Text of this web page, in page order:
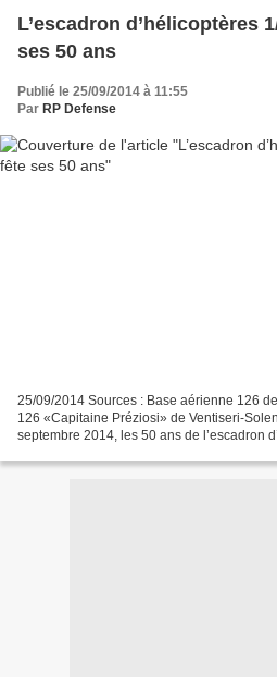
L’escadron d’hélicoptères
ses 50 ans
Publié le 25/09/2014 à 11:55
Par RP Defense
25/09/2014 Sources : Base aérienne 126
126 «Capitaine Préziosi» de Ventiseri-
septembre 2014, les 50 ans de l’escadron